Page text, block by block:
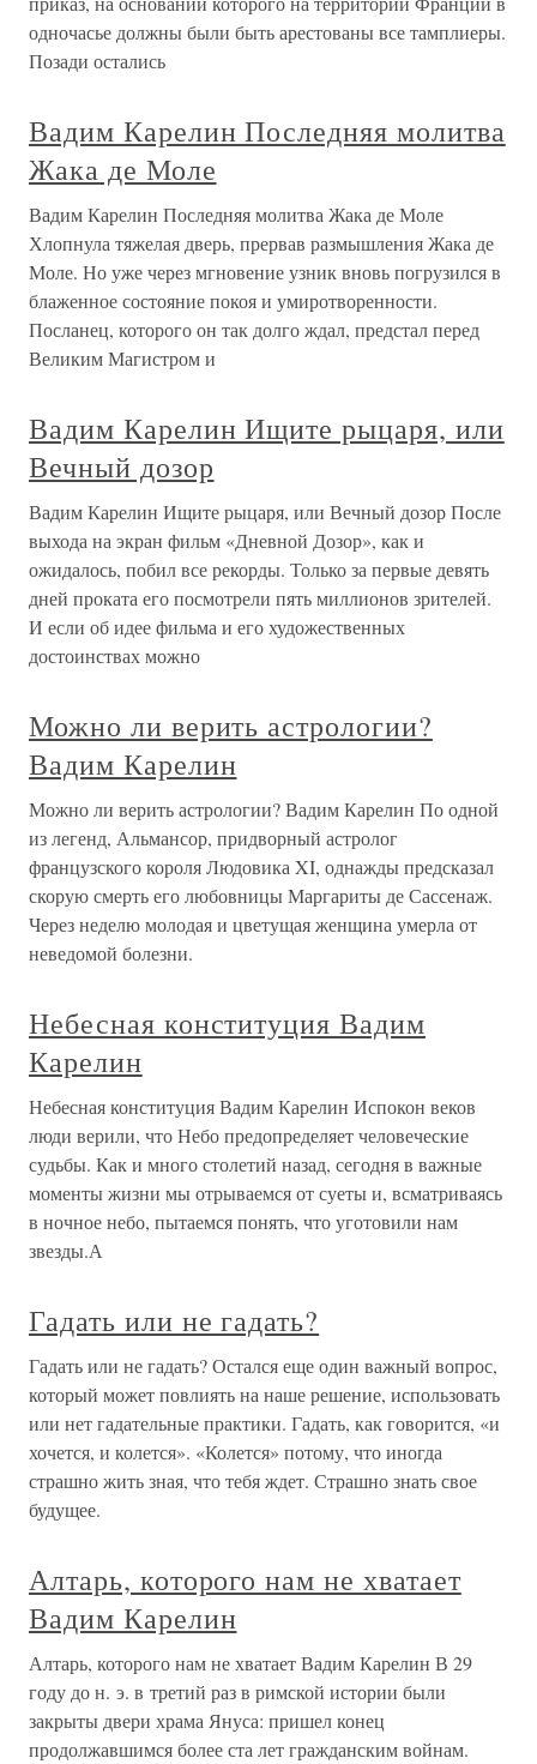
одночасье должны были быть арестованы все тамплиеры.
Позади остались
Вадим Карелин Последняя молитва
Жака де Моле
Вадим Карелин Последняя молитва Жака де Моле
Хлопнула тяжелая дверь, прервав размышления Жака де
Моле. Но уже через мгновение узник вновь погрузился в
блаженное состояние покоя и умиротворенности.
Посланец, которого он так долго ждал, предстал перед
Великим Магистром и
Вадим Карелин Ищите рыцаря, или
Вечный дозор
Вадим Карелин Ищите рыцаря, или Вечный дозор После
выхода на экран фильм «Дневной Дозор», как и
ожидалось, побил все рекорды. Только за первые девять
дней проката его посмотрели пять миллионов зрителей.
И если об идее фильма и его художественных
достоинствах можно
Можно ли верить астрологии?
Вадим Карелин
Можно ли верить астрологии? Вадим Карелин По одной
из легенд, Альмансор, придворный астролог
французского короля Людовика XI, однажды предсказал
скорую смерть его любовницы Маргариты де Сассенаж.
Через неделю молодая и цветущая женщина умерла от
неведомой болезни.
Небесная конституция Вадим
Карелин
Небесная конституция Вадим Карелин Испокон веков
люди верили, что Небо предопределяет человеческие
судьбы. Как и много столетий назад, сегодня в важные
моменты жизни мы отрываемся от суеты и, всматриваясь
в ночное небо, пытаемся понять, что уготовили нам
звезды.А
Гадать или не гадать?
Гадать или не гадать? Остался еще один важный вопрос,
который может повлиять на наше решение, использовать
или нет гадательные практики. Гадать, как говорится, «и
хочется, и колется». «Колется» потому, что иногда
страшно жить зная, что тебя ждет. Страшно знать свое
будущее.
Алтарь, которого нам не хватает
Вадим Карелин
Алтарь, которого нам не хватает Вадим Карелин В 29
году до н. э. в третий раз в римской истории были
закрыты двери храма Януса: пришел конец
продолжавшимся более ста лет гражданским войнам.